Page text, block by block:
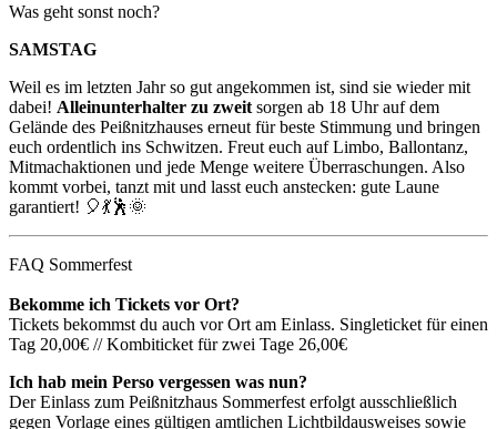
Was geht sonst noch?
SAMSTAG
Weil es im letzten Jahr so gut angekommen ist, sind sie wieder mit
dabei! Alleinunterhalter zu zweit sorgen ab 18 Uhr auf dem
Gelände des Peißnitzhauses erneut für beste Stimmung und bringen
euch ordentlich ins Schwitzen. Freut euch auf Limbo, Ballontanz,
Mitmachaktionen und jede Menge weitere Überraschungen. Also
kommt vorbei, tanzt mit und lasst euch anstecken: gute Laune
garantiert! 🎈💃🕺🌞
FAQ Sommerfest
Bekomme ich Tickets vor Ort?
Tickets bekommst du auch vor Ort am Einlass. Singleticket für einen
Tag 20,00€ // Kombiticket für zwei Tage 26,00€
Ich hab mein Perso vergessen was nun?
Der Einlass zum Peißnitzhaus Sommerfest erfolgt ausschließlich
gegen Vorlage eines gültigen amtlichen Lichtbildausweises sowie